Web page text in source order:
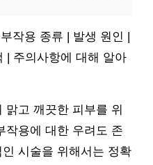
작용 종류 | 발생 원인 |
| 주의사항에 대해 알아
맑고 깨끗한 피부를 위
작용에 대한 우려도 존
시술을 위해서는 정확